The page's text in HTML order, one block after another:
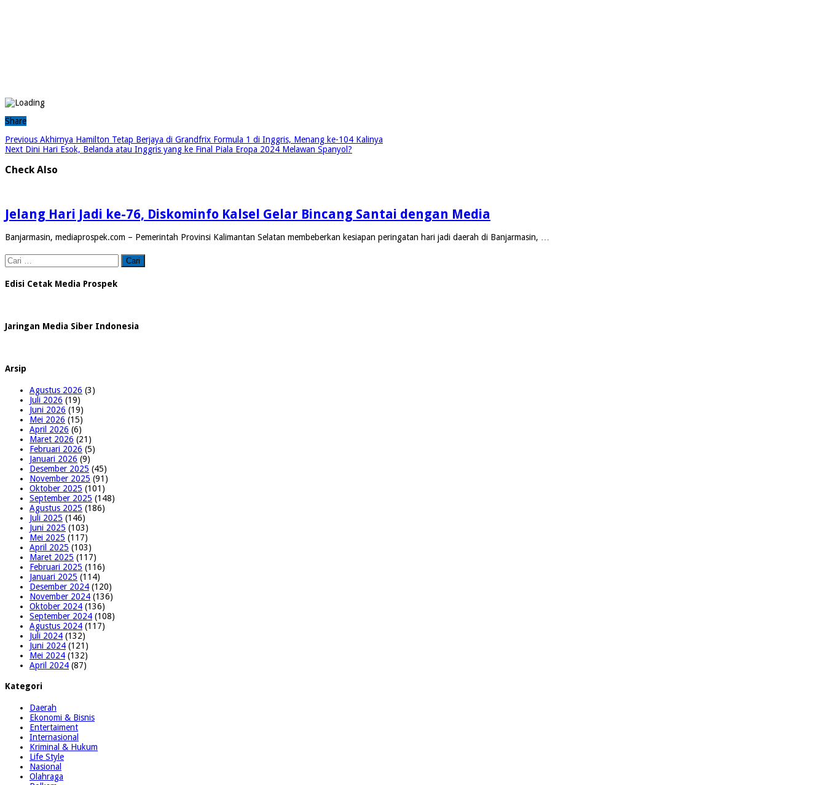
Share
Previous Akhirnya Hamilton Tetap Berjaya di Grandfrix Formula 1 di Inggris, Menang ke-104 Kalinya
Next Dini Hari Esok, Belanda atau Inggris yang ke Final Piala Eropa 2024 Melawan Spanyol?
Check Also
Jelang Hari Jadi ke-76, Diskominfo Kalsel Gelar Bincang Santai dengan Media
Banjarmasin, mediaprospek.com – Pemerintah Provinsi Kalimantan Selatan membeberkan kesiapan peringatan hari jadi daerah di Banjarmasin, …
Cari
untuk:
Edisi Cetak Media Prospek
Jaringan Media Siber Indonesia
Arsip
Agustus 2026 (3)
Juli 2026 (19)
Juni 2026 (19)
Mei 2026 (15)
April 2026 (6)
Maret 2026 (21)
Februari 2026 (5)
Januari 2026 (9)
Desember 2025 (45)
November 2025 (91)
Oktober 2025 (101)
September 2025 (148)
Agustus 2025 (186)
Juli 2025 (146)
Juni 2025 (103)
Mei 2025 (117)
April 2025 (103)
Maret 2025 (117)
Februari 2025 (116)
Januari 2025 (114)
Desember 2024 (120)
November 2024 (136)
Oktober 2024 (136)
September 2024 (108)
Agustus 2024 (117)
Juli 2024 (132)
Juni 2024 (121)
Mei 2024 (132)
April 2024 (87)
Kategori
Daerah
Ekonomi & Bisnis
Entertaiment
Internasional
Kriminal & Hukum
Life Style
Nasional
Olahraga